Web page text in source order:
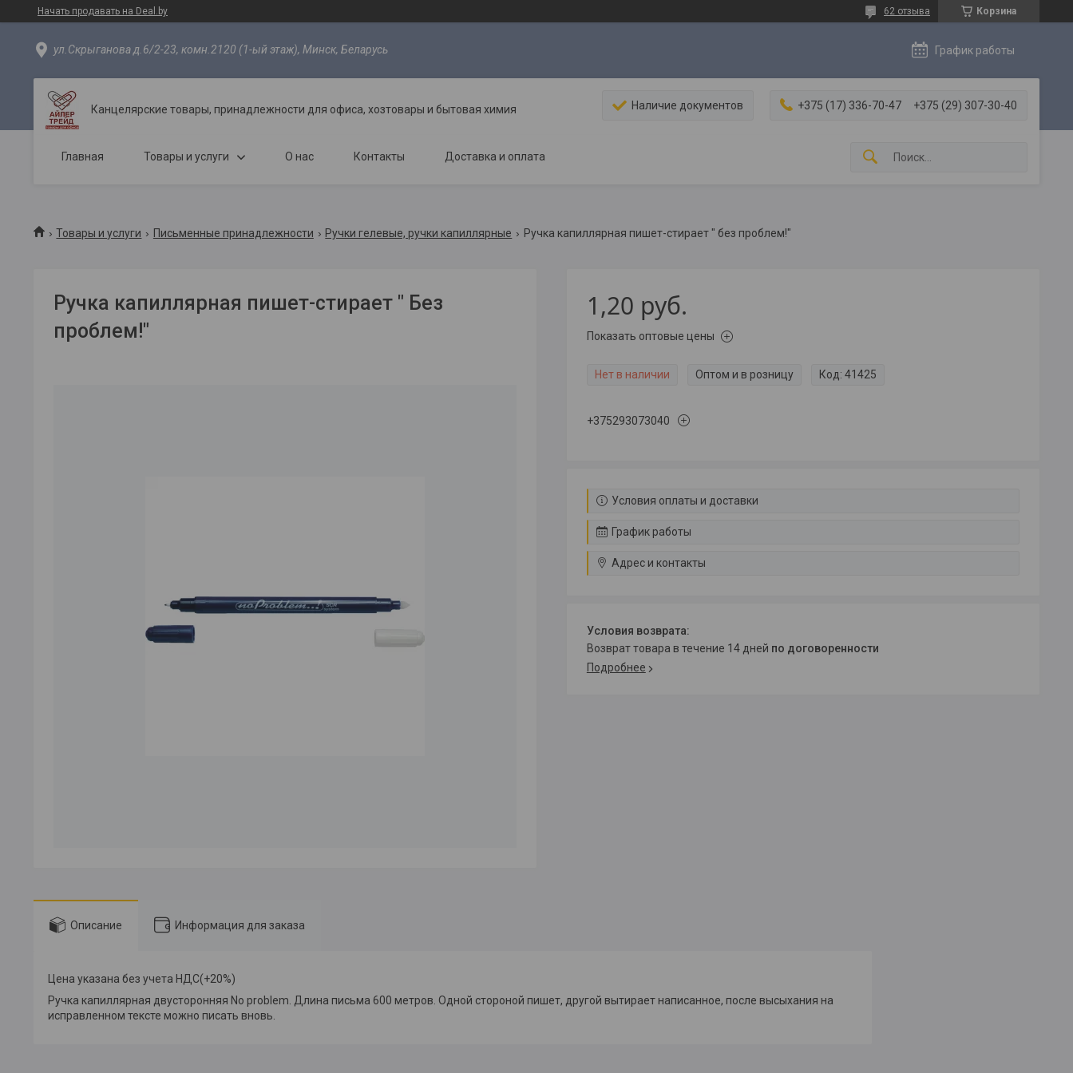
Начать продавать на Deal.by Корзина
62 отзыва
ул.Скрыганова д.6/2-23, комн.2120 (1-ый этаж), Минск, Беларусь График работы
Канцелярские товары, принадлежности для офиса, хозтовары и бытовая химия Наличие документов +375 (17) 336-70-47 +375 (29) 307-30-40
Главная Товары и услуги О нас Контакты Доставка и оплата
Товары и услуги Письменные принадлежности Ручки гелевые, ручки капиллярные Ручка капиллярная пишет-стирает " без проблем!"
Ручка капиллярная пишет-стирает " Без
проблем!"
1,20 руб.
Показать оптовые цены
Нет в наличии Оптом и в розницу Код: 41425
+375293073040
Условия оплаты и доставки
График работы
Адрес и контакты
возврат товара в течение 14 дней по договоренности
Подробнее
Описание Информация для заказа
Цена указана без учета НДС(+20%)
Ручка капиллярная двусторонняя No problem. Длина письма 600 метров. Одной стороной пишет, другой вытирает написанное, после высыхания на
исправленном тексте можно писать вновь.